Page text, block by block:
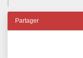
Partager